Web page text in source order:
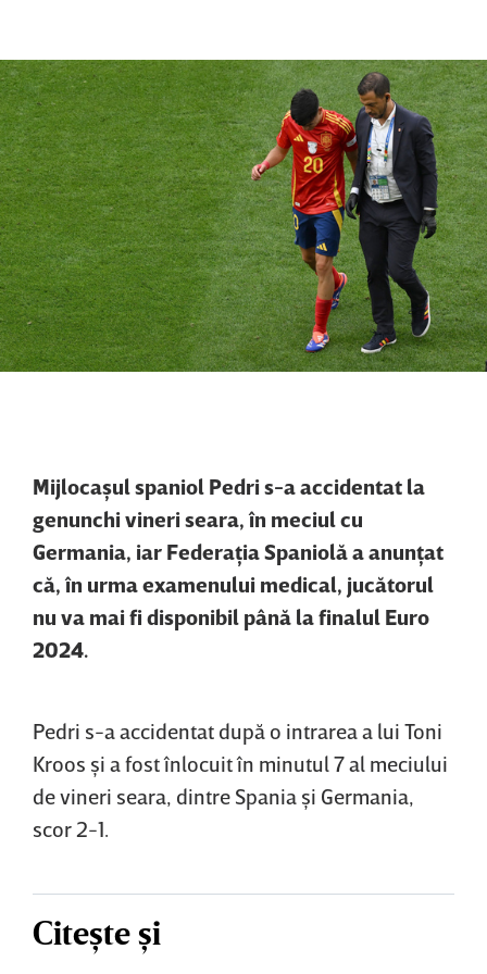
Mijlocaşul spaniol Pedri s-a accidentat la
genunchi vineri seara, în meciul cu
Germania, iar Federaţia Spaniolă a anunţat
că, în urma examenului medical, jucătorul
nu va mai fi disponibil până la finalul Euro
2024.
Pedri s-a accidentat după o intrarea a lui Toni
Kroos şi a fost înlocuit în minutul 7 al meciului
de vineri seara, dintre Spania şi Germania,
scor 2-1.
Citește și